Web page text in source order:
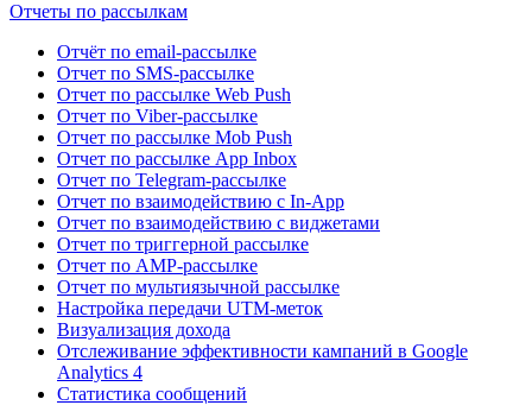
Отчеты по рассылкам
Отчёт по email-рассылке
Отчет по SMS-рассылке
Отчет по рассылке Web Push
Отчет по Viber-рассылке
Отчет по рассылке Mob Push
Отчет по рассылке App Inbox
Отчет по Telegram-рассылке
Отчет по взаимодействию с In-App
Отчет по взаимодействию с виджетами
Отчет по триггерной рассылке
Отчет по AMP-рассылке
Отчет по мультиязычной рассылке
Настройка передачи UTM-меток
Визуализация дохода
Отслеживание эффективности кампаний в Google
Analytics 4
Статистика сообщений